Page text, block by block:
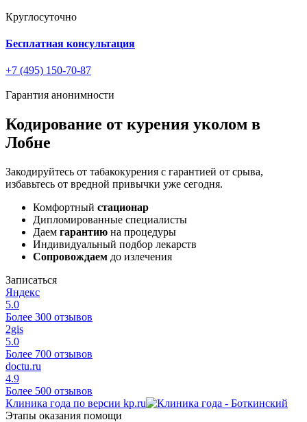
Круглосуточно
Бесплатная консультация
+7 (495) 150-70-87
Гарантия анонимности
Кодирование от курения уколом в
Лобне
Закодируйтесь от табакокурения с гарантией от срыва,
избавьтесь от вредной привычки уже сегодня.
Комфортный стационар
Дипломированные специалисты
Даем гарантию на процедуры
Индивидуальный подбор лекарств
Сопровождаем до излечения
Записаться
Яндекс
5.0
Более 300 отзывов
2gis
5.0
Более 700 отзывов
doctu.ru
4.9
Более 500 отзывов
Клиника года по версии kp.ru
Этапы оказания помощи